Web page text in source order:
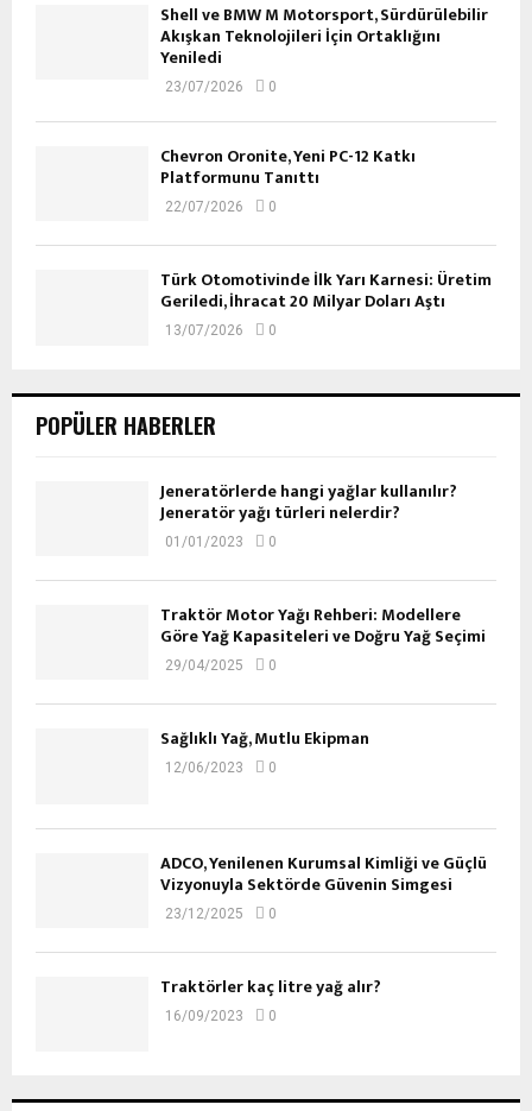
Shell ve BMW M Motorsport, Sürdürülebilir
Akışkan Teknolojileri İçin Ortaklığını
Yeniledi
23/07/2026 0
Chevron Oronite, Yeni PC-12 Katkı
Platformunu Tanıttı
22/07/2026 0
Türk Otomotivinde İlk Yarı Karnesi: Üretim
Geriledi, İhracat 20 Milyar Doları Aştı
13/07/2026 0
POPÜLER HABERLER
Jeneratörlerde hangi yağlar kullanılır?
Jeneratör yağı türleri nelerdir?
01/01/2023 0
Traktör Motor Yağı Rehberi: Modellere
Göre Yağ Kapasiteleri ve Doğru Yağ Seçimi
29/04/2025 0
Sağlıklı Yağ, Mutlu Ekipman
12/06/2023 0
ADCO, Yenilenen Kurumsal Kimliği ve Güçlü
Vizyonuyla Sektörde Güvenin Simgesi
23/12/2025 0
Traktörler kaç litre yağ alır?
16/09/2023 0